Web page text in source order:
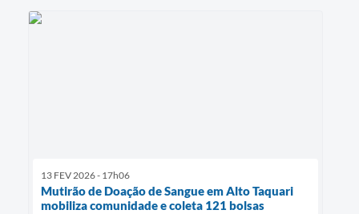
13 FEV 2026 - 17h06
Mutirão de Doação de Sangue em Alto Taquari
mobiliza comunidade e coleta 121 bolsas